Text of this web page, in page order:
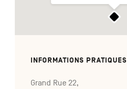
INFORMATIONS PRATIQUES
Grand Rue 22,